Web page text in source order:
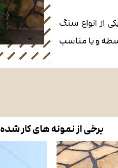
از انواع سنگ
و با مناسب
برخی از نمونه های کار شده